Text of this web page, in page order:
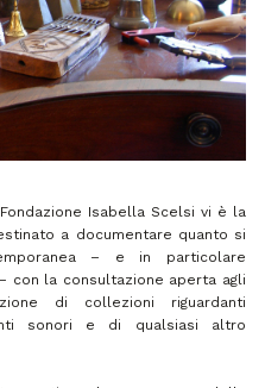
Isabella Scelsi vi è la
a documentare quanto si
– e in particolare
con la consultazione aperta agli
di collezioni riguardanti
sonori e di qualsiasi altro